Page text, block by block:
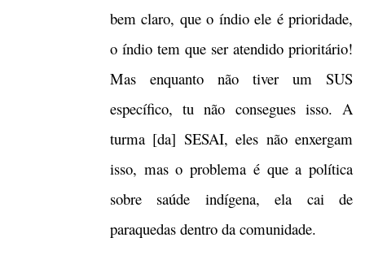
bem claro, que o índio ele é prioridade,
o índio tem que ser atendido prioritário!
Mas enquanto não tiver um SUS
específico, tu não consegues isso. A
turma [da] SESAI, eles não enxergam
isso, mas o problema é que a política
sobre saúde indígena, ela cai de
paraquedas dentro da comunidade.